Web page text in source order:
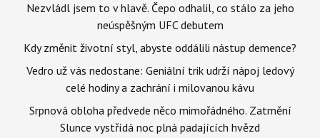
Nezvládl jsem to v hlavě. Čepo odhalil, co stálo za jeho
neúspěšným UFC debutem
Kdy změnit životní styl, abyste oddálili nástup demence?
Vedro už vás nedostane: Geniální trik udrží nápoj ledový
celé hodiny a zachrání i milovanou kávu
Srpnová obloha předvede něco mimořádného. Zatmění
Slunce vystřídá noc plná padajících hvězd